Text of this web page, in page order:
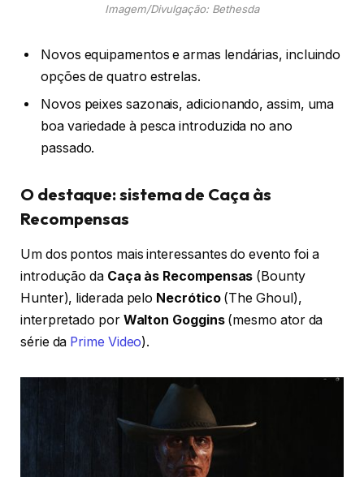
Imagem/Divulgação: Bethesda
Novos equipamentos e armas lendárias, incluindo
opções de quatro estrelas.
Novos peixes sazonais, adicionando, assim, uma
boa variedade à pesca introduzida no ano
passado.
O destaque: sistema de Caça às
Recompensas
Um dos pontos mais interessantes do evento foi a
introdução da Caça às Recompensas (Bounty
Hunter), liderada pelo Necrótico(The Ghoul),
interpretado por Walton Goggins(mesmo ator da
série da Prime Video).